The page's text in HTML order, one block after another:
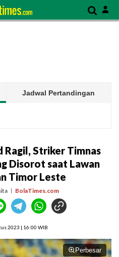
Jadwal Pertandingan
Ragil, Striker Timnas
Disorot saat Lawan
Timor Leste
BolaTimes.com
2023 | 16:00 WIB
Perbesar